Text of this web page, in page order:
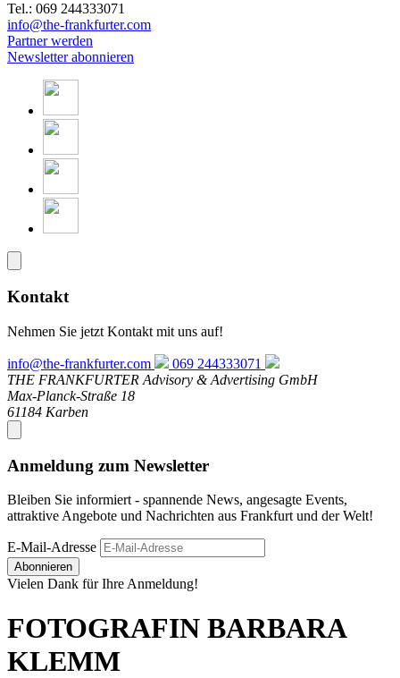
Tel.: 069 244333071
info@the-frankfurter.com
Partner werden
Newsletter abonnieren
Kontakt
Nehmen Sie jetzt Kontakt mit uns auf!
info@the-frankfurter.com
069 244333071
THE FRANKFURTER Advisory & Advertising GmbH
Max-Planck-Straße 18
61184 Karben
Anmeldung zum Newsletter
Bleiben Sie informiert - spannende News, angesagte Events,
attraktive Angebote und Nachrichten aus Frankfurt und der Welt!
E-Mail-Adresse
Abonnieren
Vielen Dank für Ihre Anmeldung!
FOTOGRAFIN BARBARA
KLEMM